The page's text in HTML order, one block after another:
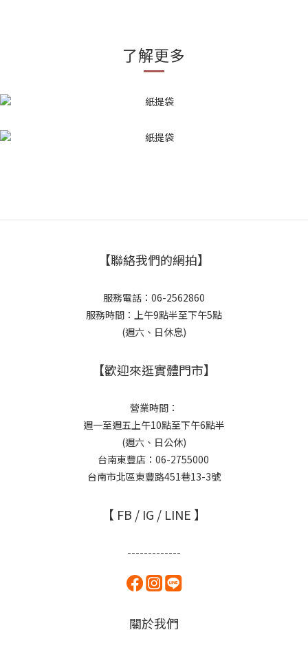
了解更多
【聯絡我們的網拍】
服務電話：06-2562860
服務時間：上午9點半至下午5點
(週六、日休息)
【歡迎來逛實體門市】
營業時間：
週一至週五上午10點至下午6點半
(週六、日公休)
台南東豐店：06-2755000
台南市北區東豐路451巷13-3號
【 FB / IG / LINE 】
-------------
關於我們